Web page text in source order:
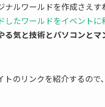
ルワールドを作成さえ
したワールドをイベントに
る気と技術とパソコンとマ
のリンクを紹介するの